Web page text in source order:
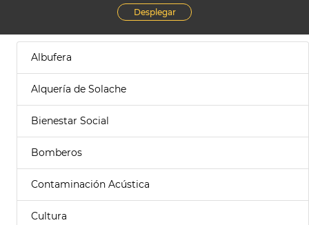
Desplegar
Albufera
Alquería de Solache
Bienestar Social
Bomberos
Contaminación Acústica
Cultura